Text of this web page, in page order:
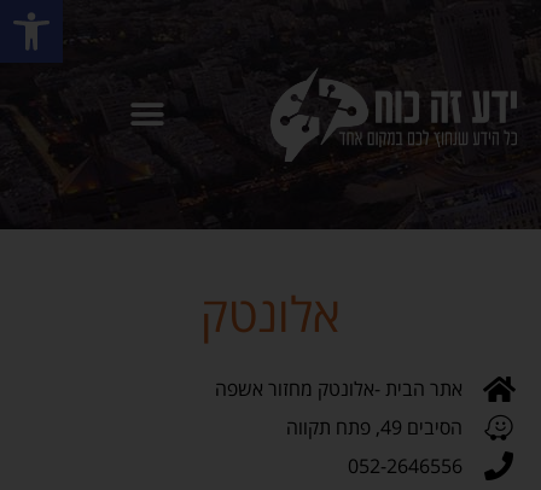
פתח
אלונטק
אתר הבית -אלונטק מחזור אשפה
הסיבים 49, פתח תקווה
052-2646556